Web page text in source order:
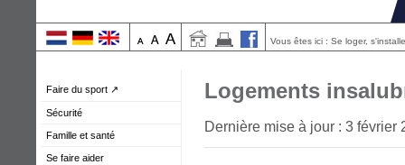
Vous êtes ici : Se loger,
Faire du sport ↗
Sécurité
Famille et santé
Se faire aider
Logements
Dernière mise à jour : 3 février